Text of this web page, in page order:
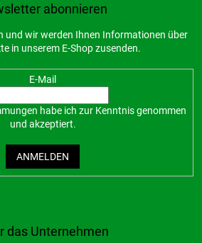
das Unternehmen
abonnieren
und wir werden Ihnen Informationen über
in unserem E-Shop zusenden.
E-Mail
habe ich zur Kenntnis genommen
und akzeptiert.
ANMELDEN